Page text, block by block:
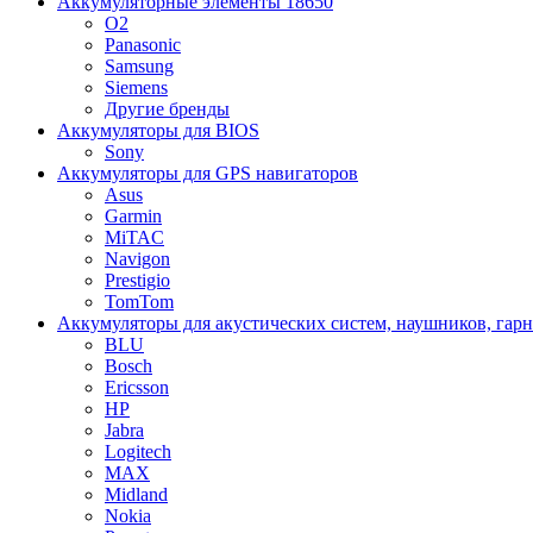
O2
Panasonic
Samsung
Siemens
Другие бренды
Аккумуляторы для BIOS
Sony
Аккумуляторы для GPS навигаторов
Asus
Garmin
MiTAC
Navigon
Prestigio
TomTom
Аккумуляторы для акустических систем, наушников,
BLU
Bosch
Ericsson
HP
Jabra
Logitech
MAX
Midland
Nokia